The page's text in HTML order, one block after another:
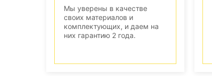
Мы уверены в качестве
своих материалов и
комплектующих, и даем на
них гарантию 2 года.